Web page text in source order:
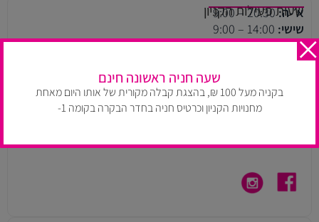
שעות פעילות הקניון
א׳-ה:20:30 – 9:00
שישי:
שעות הפעילות עלולות להשתנות בהתאם למדיניות החנות. יש
להתעדכן בעמוד חנויות הקניון.
רחוב ויצמן 14, תל אביב03-609-5257
שעה חניה ראשונה חינם
בקניה מעל 100 ₪, בהצגת קבלה מקורית של אותו היום מאחת
מחנויות הקניון וכרטיס חניה בחדר הבקרה בקומה 1-